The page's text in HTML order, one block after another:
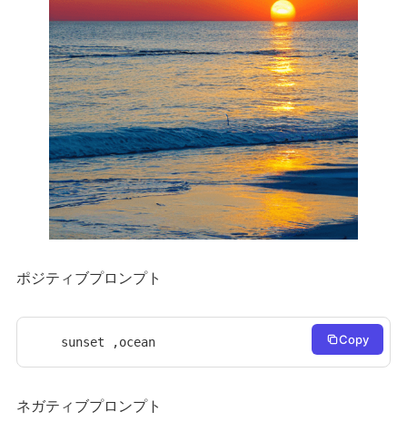
ポジティブプロンプト
sunset ,ocean Copy
ネガティブプロンプト